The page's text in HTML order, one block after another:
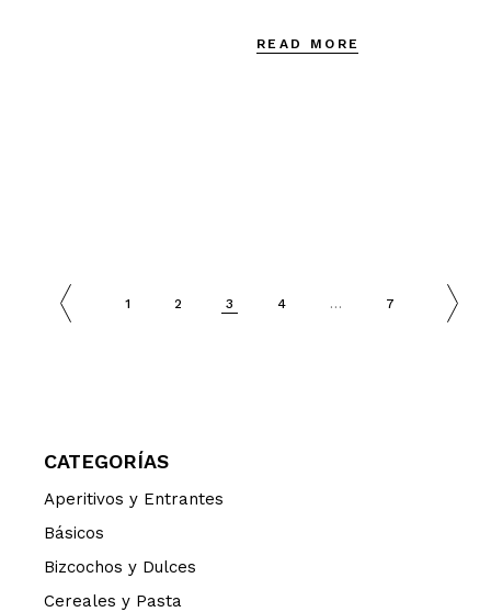
READ MORE
1 2 3 4 … 7
CATEGORÍAS
Aperitivos y Entrantes
Básicos
Bizcochos y Dulces
Cereales y Pasta